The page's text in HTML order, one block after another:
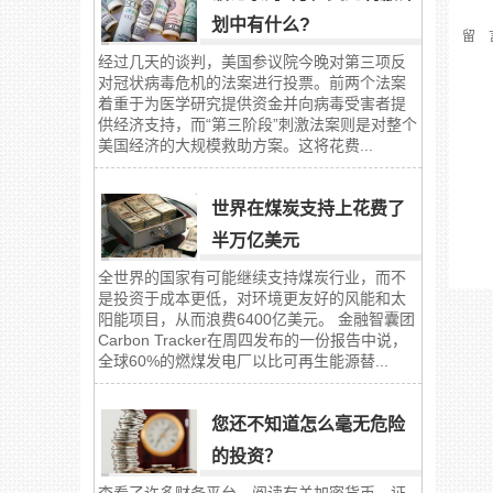
划中有什么?
经过几天的谈判，美国参议院今晚对第三项反
对冠状病毒危机的法案进行投票。前两个法案
着重于为医学研究提供资金并向病毒受害者提
供经济支持，而“第三阶段”刺激法案则是对整个
美国经济的大规模救助方案。这将花费...
世界在煤炭支持上花费了
半万亿美元
全世界的国家有可能继续支持煤炭行业，而不
是投资于成本更低，对环境更友好的风能和太
阳能项目，从而浪费6400亿美元。 金融智囊团
Carbon Tracker在周四发布的一份报告中说，
全球60%的燃煤发电厂以比可再生能源替...
您还不知道怎么毫无危险
的投资？
留